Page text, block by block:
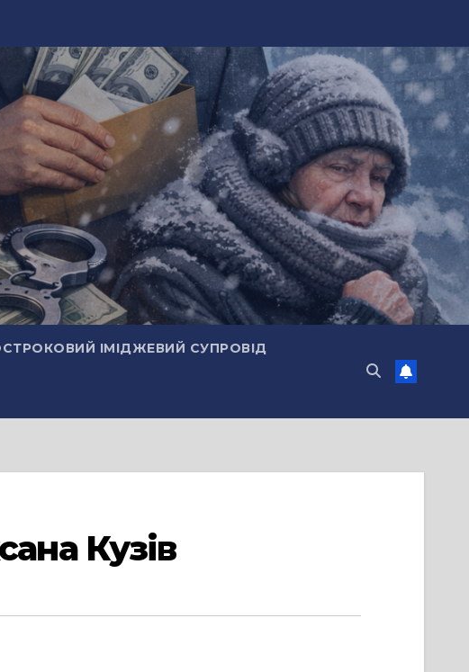
ІМІДЖЕВИЙ СУПРОВІД
Кузів